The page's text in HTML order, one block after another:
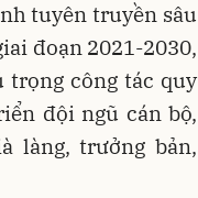
tuyên truyền sâu
đoạn 2021-2030,
công tác quy
đội ngũ cán bộ,
làng, trưởng bản,